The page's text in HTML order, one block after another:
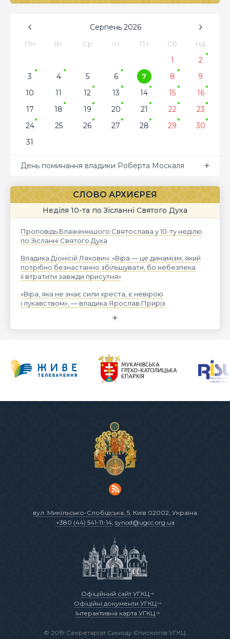
Серпень 2026
Пн Вт Ср Чт Пт Сб Нд
1
2
3
4 5 6 7 8
9
10
11 12 13 14 15
16
17
18 19 20 21 22
23
24
25 26 27 28 29
30
31
День поминання владики Роберта Москаля
СЛОВО АРХИЄРЕЯ
Неділя 10-та по Зісланні Святого Духа
Проповідь Блаженнішого Святослава у 10-ту неділю
по Зісланні Святого Духа
Владика Діонісій Ляхович: «Віра — це динамізм, який
потрібно безнастанно збільшувати, бо небезпека
її втратити завжди присутня»
«Віра, яка не знає сили хреста, є невірою
і лукавством», — владика Ярослав Приріз
вул. Микільсько-Слобідська, 5 , Київ 02002, Україна
+380 (44) 541-11-14, synod@ugcc.org.ua
Офіційний сайт УГКЦ
Офіційні документи УГКЦ
Інтерактивна карта УГКЦ
© 2019 Секретаріат Синоду Єпископів УГКЦ.